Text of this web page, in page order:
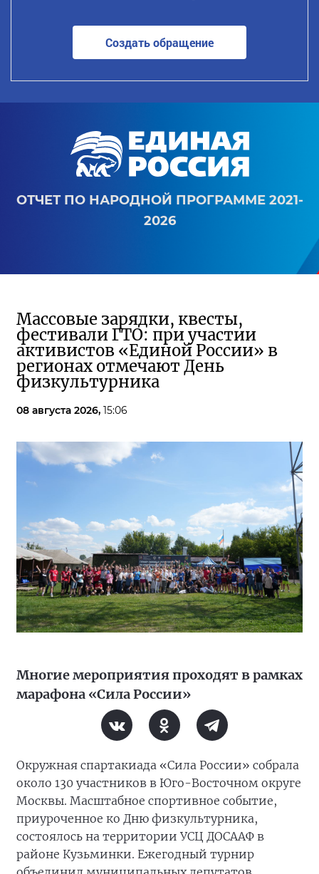
Создать обращение
ОТЧЕТ ПО НАРОДНОЙ ПРОГРАММЕ 2021-
2026
Массовые зарядки, квесты,
фестивали ГТО: при участии
активистов «Единой России» в
регионах отмечают День
физкультурника
08 августа 2026, 15:06
Многие мероприятия проходят в рамках
марафона «Сила России»
Окружная спартакиада «Сила России» собрала
около 130 участников в Юго-Восточном округе
Москвы. Масштабное спортивное событие,
приуроченное ко Дню физкультурника,
состоялось на территории УСЦ ДОСААФ в
районе Кузьминки. Ежегодный турнир